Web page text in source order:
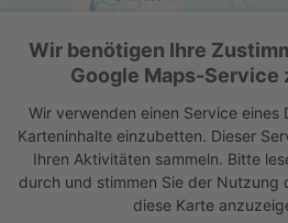
Wir benötigen Ihre
Google Maps-Service
Wir verwenden einen Service eines
Karteninhalte einzubetten. Dieser
Ihren Aktivitäten sammeln. Bitte
durch und stimmen Sie der Nutzung
diese Karte